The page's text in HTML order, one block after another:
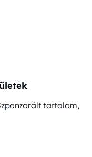
tartalom,